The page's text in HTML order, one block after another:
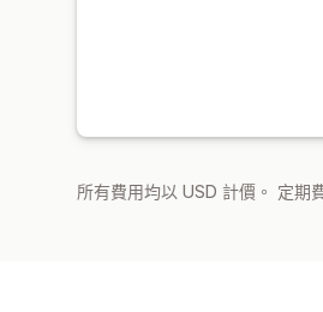
所有費用均以 USD 計價。 定期